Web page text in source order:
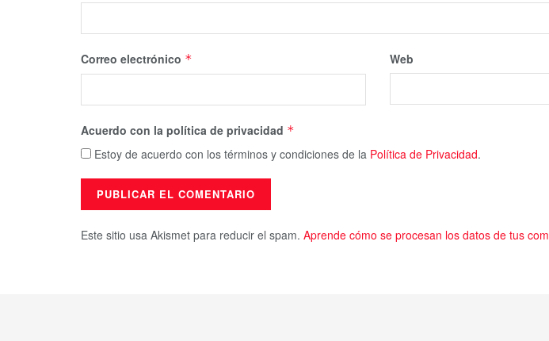
Correo electrónico * Web
Acuerdo con la política de privacidad *
Estoy de acuerdo con los términos y condiciones de la Política de Privacidad.
Este sitio usa Akismet para reducir el spam. Aprende cómo se procesan los datos de tus